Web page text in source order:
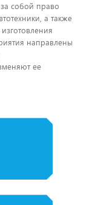
за собой право
а также
направлены
ее